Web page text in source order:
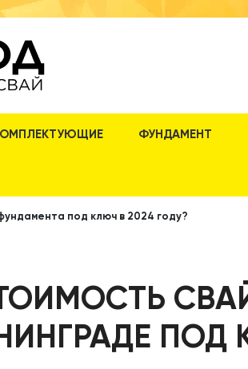
ФУНДАМЕНТ
под ключ в 2024 году?
ПОД